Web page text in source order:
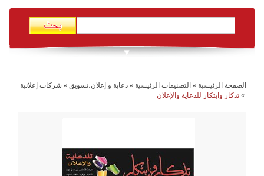
الصفحة الرئيسية » التصنيفات الرئيسية » دعاية و إعلان،تسويق » شركات إعلانية
» تذكار وابتكار للدعاية والإعلان